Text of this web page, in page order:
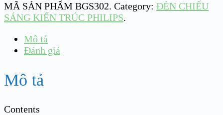
MÃ SẢN PHẨM BGS302. Category: ĐÈN CHIẾU
SÁNG KIẾN TRÚC PHILIPS.
Mô tả
Đánh giá
Mô tả
Contents